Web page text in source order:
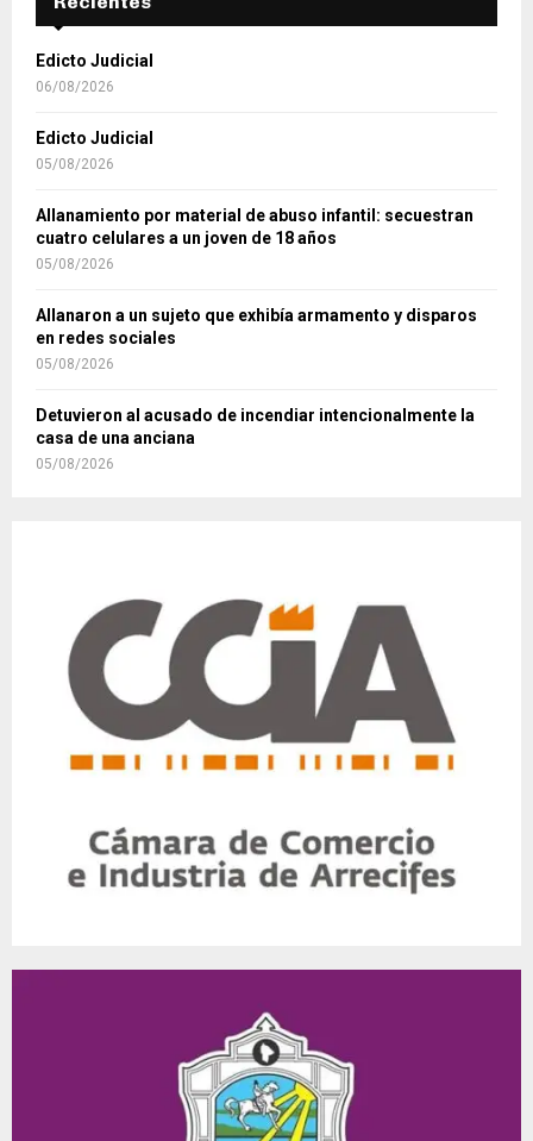
Edicto Judicial
06/08/2026
Edicto Judicial
05/08/2026
Allanamiento por material de abuso infantil: secuestran
cuatro celulares a un joven de 18 años
05/08/2026
Allanaron a un sujeto que exhibía armamento y disparos
en redes sociales
05/08/2026
Detuvieron al acusado de incendiar intencionalmente la
casa de una anciana
05/08/2026